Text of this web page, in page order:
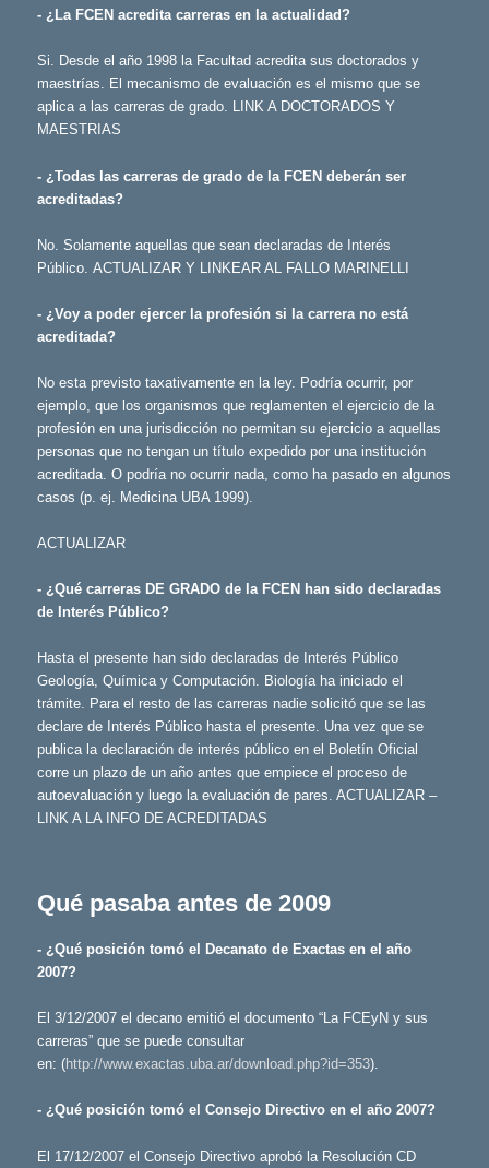
- ¿La FCEN acredita carreras en la actualidad?
Si. Desde el año 1998 la Facultad acredita sus doctorados y
maestrías. El mecanismo de evaluación es el mismo que se
aplica a las carreras de grado. LINK A DOCTORADOS Y
MAESTRIAS
- ¿Todas las carreras de grado de la FCEN deberán ser
acreditadas?
No. Solamente aquellas que sean declaradas de Interés
Público. ACTUALIZAR Y LINKEAR AL FALLO MARINELLI
- ¿Voy a poder ejercer la profesión si la carrera no está
acreditada?
No esta previsto taxativamente en la ley. Podría ocurrir, por
ejemplo, que los organismos que reglamenten el ejercicio de la
profesión en una jurisdicción no permitan su ejercicio a aquellas
personas que no tengan un título expedido por una institución
acreditada. O podría no ocurrir nada, como ha pasado en algunos
casos (p. ej. Medicina UBA 1999).
ACTUALIZAR
- ¿Qué carreras DE GRADO de la FCEN han sido declaradas
de Interés Público?
Hasta el presente han sido declaradas de Interés Público
Geología, Química y Computación. Biología ha iniciado el
trámite. Para el resto de las carreras nadie solicitó que se las
declare de Interés Público hasta el presente. Una vez que se
publica la declaración de interés público en el Boletín Oficial
corre un plazo de un año antes que empiece el proceso de
autoevaluación y luego la evaluación de pares. ACTUALIZAR –
LINK A LA INFO DE ACREDITADAS
Qué pasaba antes de 2009
- ¿Qué posición tomó el Decanato de Exactas en el año
2007?
El 3/12/2007 el decano emitió el documento “La FCEyN y sus
carreras” que se puede consultar
en: (http://www.exactas.uba.ar/download.php?id=353).
- ¿Qué posición tomó el Consejo Directivo en el año 2007?
El 17/12/2007 el Consejo Directivo aprobó la Resolución CD